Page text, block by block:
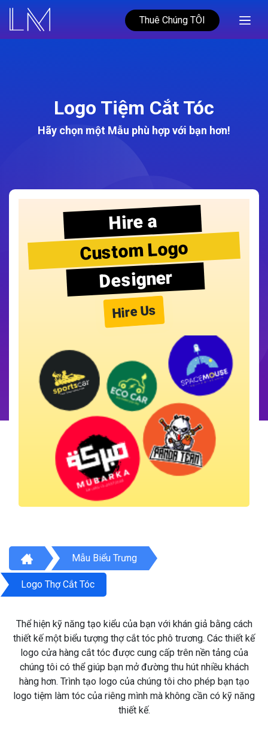
Thuê Chúng TÔI
Logo Tiệm Cắt Tóc
Hãy chọn một Mẫu phù hợp với bạn hơn!
Hire a
Custom Logo
Designer
Hire Us
Mẫu Biểu Trưng
Logo Thợ Cắt Tóc
Thể hiện kỹ năng tạo kiểu của bạn với khán giả bằng cách
thiết kế một biểu tượng thợ cắt tóc phô trương. Các thiết kế
logo cửa hàng cắt tóc được cung cấp trên nền tảng của
chúng tôi có thể giúp bạn mở đường thu hút nhiều khách
hàng hơn. Trình tạo logo của chúng tôi cho phép bạn tạo
logo tiệm làm tóc của riêng mình mà không cần có kỹ năng
thiết kế.